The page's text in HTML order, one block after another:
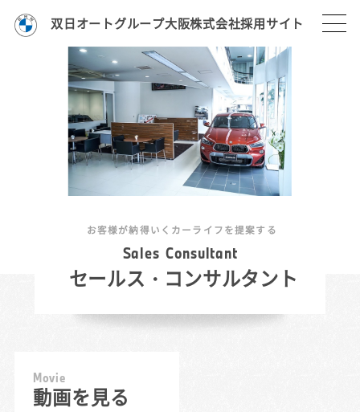
双日オートグループ大阪株式会社採用サイト
Sales Consultant
セールス・コンサルタント
お客様が納得いくカーライフを提案する
Movie
動画を見る